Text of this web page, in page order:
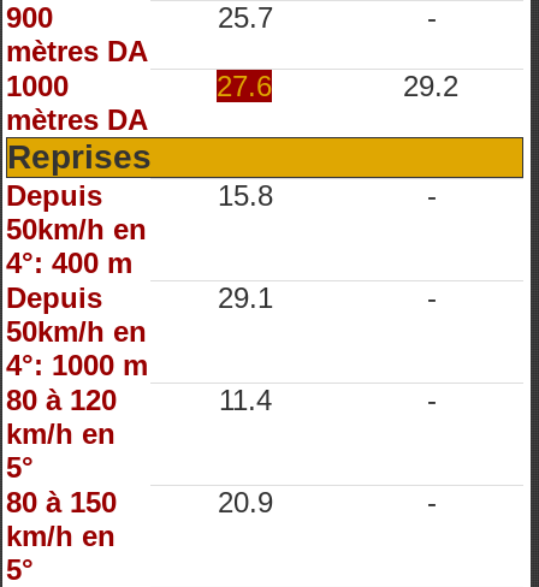
900
mètres DA
25.7 -
1000
mètres DA
27.6 29.2
Reprises
Depuis
50km/h en
4°: 400 m
15.8 -
Depuis
50km/h en
4°: 1000 m
29.1 -
80 à 120
km/h en
5°
11.4 -
80 à 150
km/h en
5°
20.9 -